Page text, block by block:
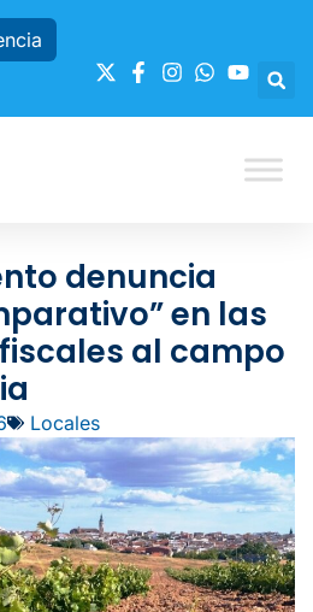
denuncia
en las
al campo
Locales